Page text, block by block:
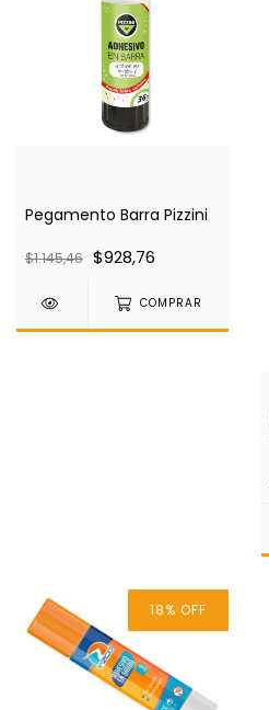
Pegamento Barra Pizzini
$1.145,46 $928,76
COMPRAR
18% OFF